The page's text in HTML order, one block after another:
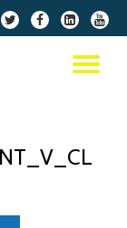
fa-
twitter
fa-
facebook
fa-
linkedin-
square
fa-